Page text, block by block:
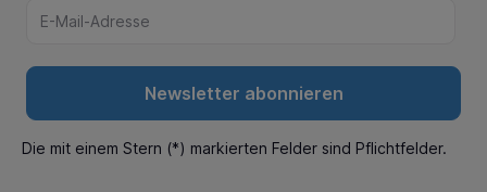
Newsletter abonnieren
Die mit einem Stern (*) markierten Felder sind Pflichtfelder.